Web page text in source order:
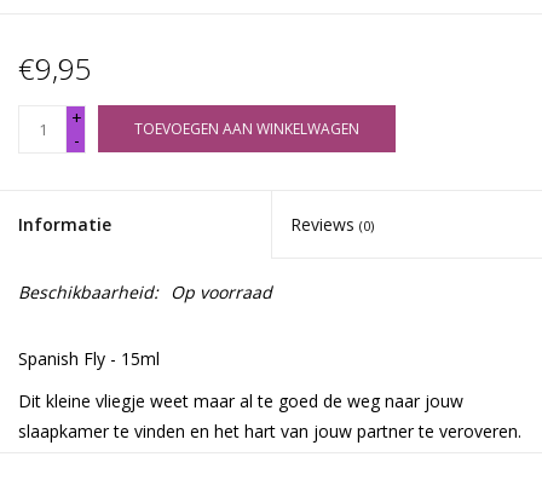
€9,95
+
-
TOEVOEGEN AAN WINKELWAGEN
Informatie Reviews (0)
Beschikbaarheid: Op voorraad
Spanish Fly - 15ml
Dit kleine vliegje weet maar al te goed de weg naar jouw
slaapkamer te vinden en het hart van jouw partner te veroveren.